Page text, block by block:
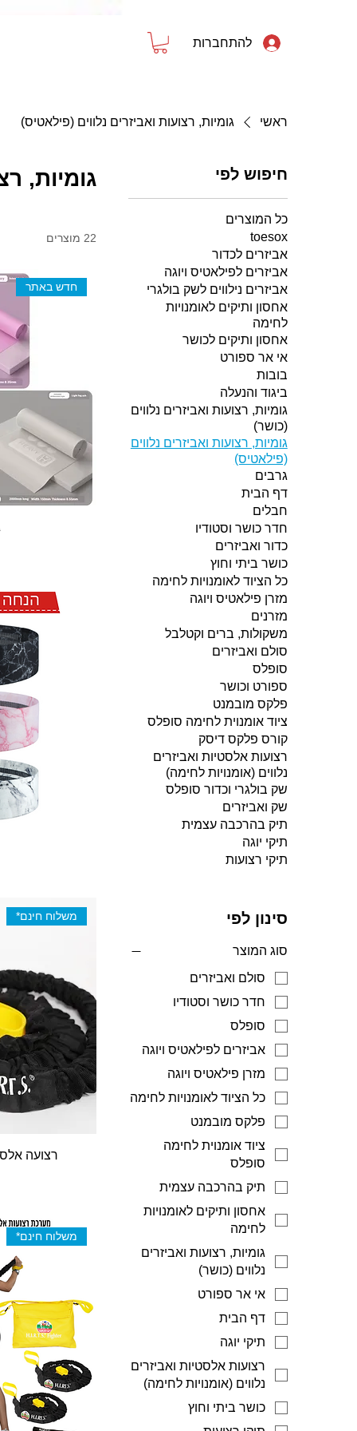
להתחברות
ראשי גומיות, רצועות ואביזרים נלווים (פילאטיס)
חיפוש לפי
כל המוצרים
toesox
אביזרים לכדור
אביזרים לפילאטיס ויוגה
אביזרים נילווים לשק בולגרי
אחסון ותיקים לאומנויות
לחימה
אחסון ותיקים לכושר
אי אר ספורט
בובות
ביגוד והנעלה
גומיות, רצועות ואביזרים נלווים
(כושר)
גומיות, רצועות ואביזרים נלווים
(פילאטיס)
גרבים
דף הבית
חבלים
חדר כושר וסטודיו
כדור ואביזרים
כושר ביתי וחוץ
כל הציוד לאומנויות לחימה
מזרן פילאטיס ויוגה
מזרנים
משקולות, ברים וקטלבל
סולם ואביזרים
סופלס
ספורט וכושר
פלקס מובמנט
ציוד אומנוית לחימה סופלס
קורס פלקס דיסק
רצועות אלסטיות ואביזרים
נלווים (אומנויות לחימה)
שק בולגרי וכדור סופלס
שק ואביזרים
תיק בהרכבה עצמית
תיקי יוגה
תיקי רצועות
סינון לפי
סוג המוצר
סולם ואביזרים
חדר כושר וסטודיו
סופלס
אביזרים לפילאטיס ויוגה
מזרן פילאטיס ויוגה
כל הציוד לאומנויות לחימה
פלקס מובמנט
ציוד אומנוית לחימה
סופלס
תיק בהרכבה עצמית
אחסון ותיקים לאומנויות
לחימה
גומיות, רצועות ואביזרים
נלווים (כושר)
אי אר ספורט
דף הבית
תיקי יוגה
רצועות אלסטיות ואביזרים
נלווים (אומנויות לחימה)
כושר ביתי וחוץ
גומיות,
22 מוצרים
חדש באתר
משלוח חינם*
רצועה
משלוח חינם*